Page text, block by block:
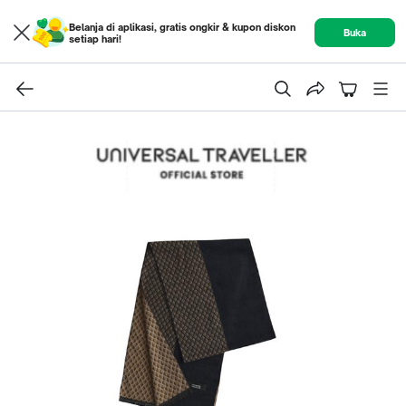
Belanja di aplikasi, gratis ongkir & kupon diskon
setiap hari!
Buka